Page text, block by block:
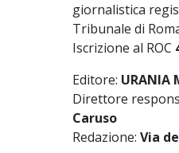
giornalistica
Tribunale di
Iscrizione al ROC
Editore: URANIA
Direttore
Caruso
Redazione: Via